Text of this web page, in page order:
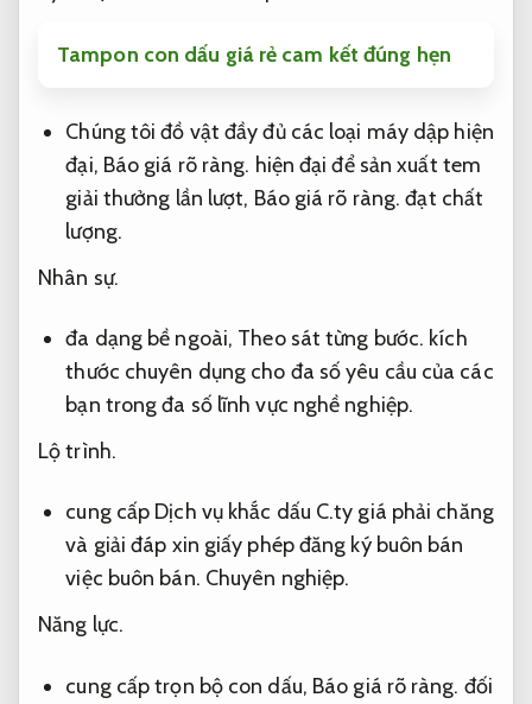
Tampon con dấu giá rẻ cam kết đúng hẹn
Chúng tôi đồ vật đầy đủ các loại máy dập hiện
đại, Báo giá rõ ràng. hiện đại để sản xuất tem
giải thưởng lần lượt, Báo giá rõ ràng. đạt chất
lượng.
Nhân sự.
đa dạng bề ngoài, Theo sát từng bước. kích
thước chuyên dụng cho đa số yêu cầu của các
bạn trong đa số lĩnh vực nghề nghiệp.
Lộ trình.
cung cấp Dịch vụ khắc dấu C.ty giá phải chăng
và giải đáp xin giấy phép đăng ký buôn bán
việc buôn bán. Chuyên nghiệp.
Năng lực.
cung cấp trọn bộ con dấu, Báo giá rõ ràng. đối